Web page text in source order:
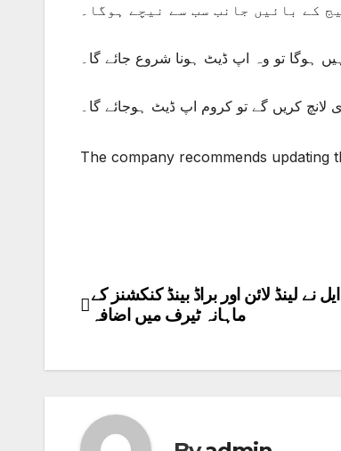
کے بائیں جانب سب سے نیچے ہوگا۔
ہوگا تو وہ اپ ڈیٹ ہونا شروع جائے گا۔
لانچ کریں گے تو کروم اپ ڈیٹ ہوجائے گا۔
The company recommends updating
Post
نے لینڈ لائن اور براڈ بینڈ کنکشنز کے
ماہانہ ٹیرف میں اضافہ